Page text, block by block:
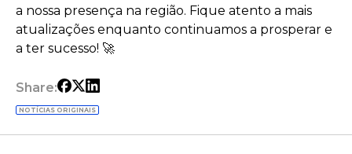
a nossa presença na região. Fique atento a mais
atualizações enquanto continuamos a prosperar e
a ter sucesso! 🚀
Share:
NOTÍCIAS ORIGINAIS